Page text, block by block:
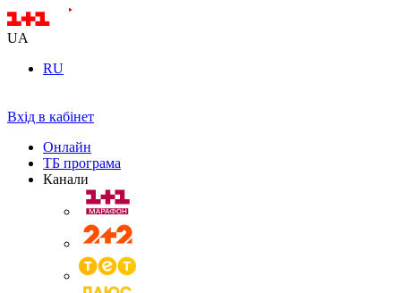
UA
RU
Вхід в кабінет
Онлайн
ТБ програма
Канали